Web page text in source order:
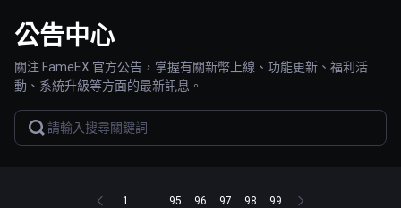
公告中心
關注 FameEX 官方公告，掌握有關新幣上線、功能更新、福利活
動、系統升級等方面的最新訊息。
1 ... 95 96 97 98 99